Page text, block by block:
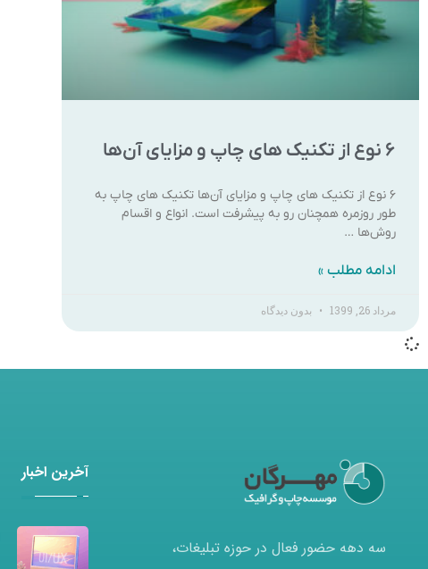
۶ نوع از تکنیک های چاپ و مزایای آن‌ها تکنیک های چاپ به
طور روزمره همچنان رو به پیشرفت است. انواع و اقسام
روش‌ها …
ادامه مطلب »
مرداد 26, 1399 بدون دیدگاه
سه دهه حضور فعال در حوزه تبلیغات،
آخرین اخبار